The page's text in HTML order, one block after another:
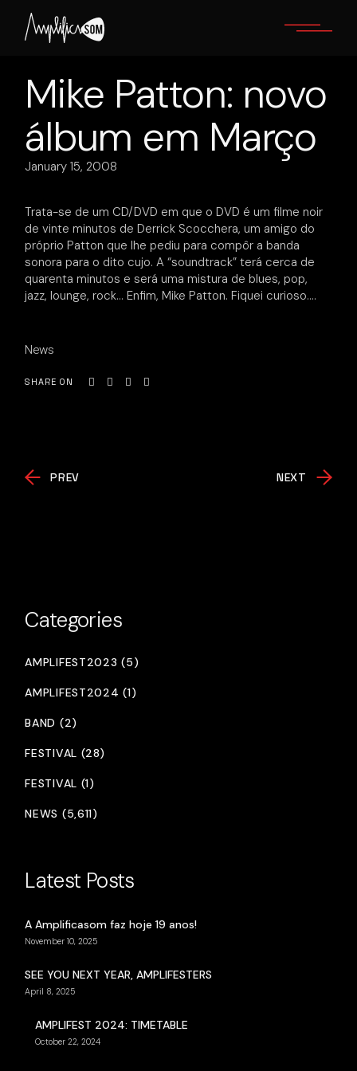
content
Mike Patton: novo
álbum em Março
January 15, 2008
Trata-se de um CD/DVD em que o DVD é um filme noir
de vinte minutos de Derrick Scocchera, um amigo do
próprio Patton que lhe pediu para compôr a banda
sonora para o dito cujo. A “soundtrack” terá cerca de
quarenta minutos e será uma mistura de blues, pop,
jazz, lounge, rock… Enfim, Mike Patton. Fiquei curioso….
News
SHARE ON
PREV NEXT
Categories
AMPLIFEST2023 (5)
AMPLIFEST2024 (1)
BAND (2)
FESTIVAL (28)
FESTIVAL (1)
NEWS (5,611)
Latest Posts
A Amplificasom faz hoje 19 anos!
November 10, 2025
SEE YOU NEXT YEAR, AMPLIFESTERS
April 8, 2025
AMPLIFEST 2024: TIMETABLE
October 22, 2024